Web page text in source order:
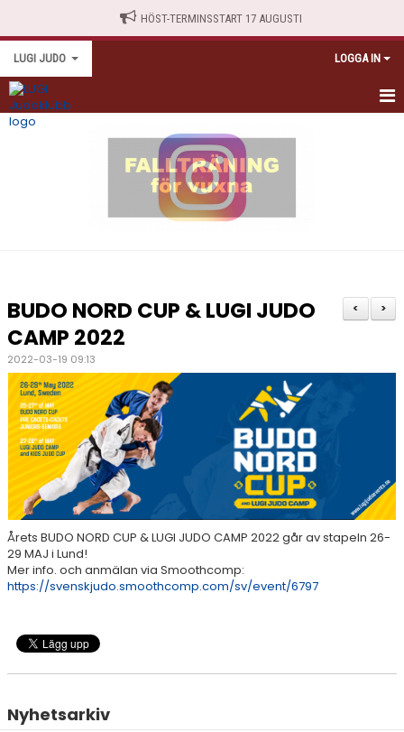
HÖST-TERMINSSTART 17 AUGUSTI
LUGI JUDO LOGGA IN
HEM
KALENDARIUM
MEDLEMSINFO
OM JUDO
KLUBBEN
GRADERA
LUGI JUDO EVENTS
KONTAKT
>
<
BUDO NORD CUP & LUGI JUDO
CAMP 2022
2022-03-19 09:13
Årets BUDO NORD CUP & LUGI JUDO CAMP 2022 går av stapeln 26-
29 MAJ i Lund!
Mer info. och anmälan via Smoothcomp:
https://svenskjudo.smoothcomp.com/sv/event/6797
Nyhetsarkiv